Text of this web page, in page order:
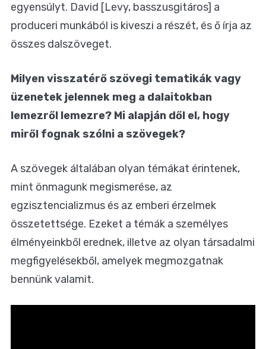
egyensúlyt. David [Levy, basszusgitáros] a
produceri munkából is kiveszi a részét, és ő írja az
összes dalszöveget.
Milyen visszatérő szövegi tematikák vagy
üzenetek jelennek meg a dalaitokban
lemezről lemezre? Mi alapján dől el, hogy
miről fognak szólni a szövegek?
A szövegek általában olyan témákat érintenek,
mint önmagunk megismerése, az
egzisztencializmus és az emberi érzelmek
összetettsége. Ezeket a témák a személyes
élményeinkből erednek, illetve az olyan társadalmi
megfigyelésekből, amelyek megmozgatnak
bennünk valamit.